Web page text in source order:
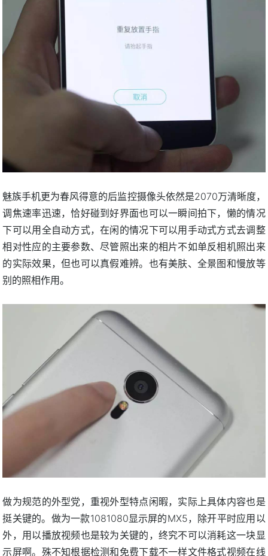
魅族手机更为春风得意的后监控摄像头依然是2070万清晰度，
调焦速率迅速，恰好碰到好界面也可以一瞬间拍下，懒的情况
下可以用全自动方式，在闲的情况下可以用手动式方式去调整
相对性应的主要参数、尽管照出来的相片不如单反相机照出来
的实际效果，但也可以真假难辨。也有美肤、全景图和慢放等
别的照相作用。
做为规范的外型党，重视外型特点闲暇，实际上具体内容也是
挺关键的。做为一款1081080显示屏的MX5，除开平时应用以
外，用以播放视频也是较为关键的，终究不可以消耗这一块显
示屏啊。殊不知根据检测和免费下载不一样文件格式视频在线